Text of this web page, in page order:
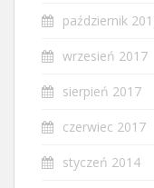
październik
wrzesień 2017
sierpień 2017
czerwiec 2017
styczeń 2014